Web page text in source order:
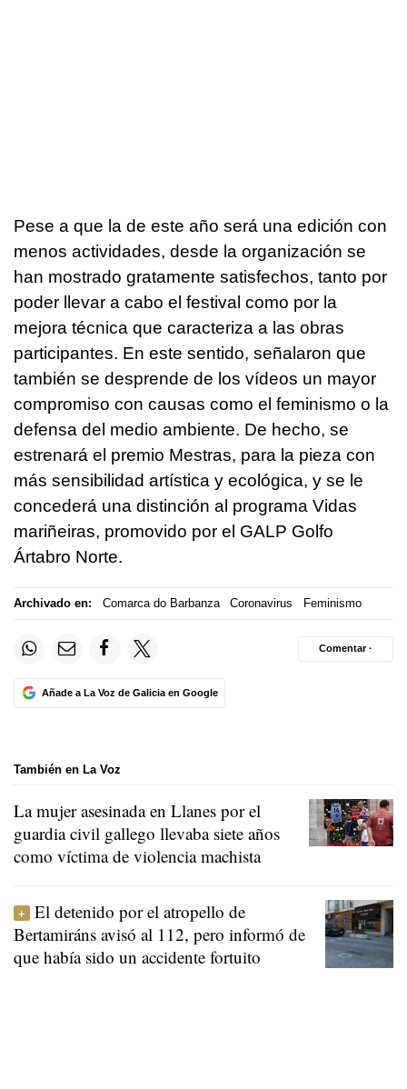
Pese a que la de este año será una edición con
menos actividades, desde la organización se
han mostrado gratamente satisfechos, tanto por
poder llevar a cabo el festival como por la
mejora técnica que caracteriza a las obras
participantes. En este sentido, señalaron que
también se desprende de los vídeos un mayor
compromiso con causas como el feminismo o la
defensa del medio ambiente. De hecho, se
estrenará el premio Mestras, para la pieza con
más sensibilidad artística y ecológica, y se le
concederá una distinción al programa Vidas
mariñeiras, promovido por el GALP Golfo
Ártabro Norte.
Archivado en: Comarca do Barbanza Coronavirus Feminismo
Añade a La Voz de Galicia en Google
Comentar ·
También en La Voz
La mujer asesinada en Llanes por el
guardia civil gallego llevaba siete años
como víctima de violencia machista
El detenido por el atropello de
Bertamiráns avisó al 112, pero informó de
que había sido un accidente fortuito